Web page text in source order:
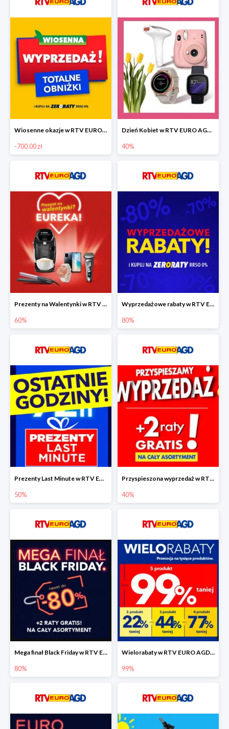
Wiosenne okazje w RTV EURO AGD do -700 zł
-700.00 zł
Dzień Kobiet w RTV EURO AGD do -40%
40%
Prezenty na Walentynki w RTV EURO AGD do -60%
60%
Wyprzedażowe rabaty w RTV EURO AGD do -80%
80%
Prezenty Last Minute w RTV EURO AGD do -50%
50%
Przyspieszona wyprzedaż w RTV EURO AGD do -40% - gwarancja dostawy przed Świętami
40%
Mega finał Black Friday w RTV EEURO AGD do -80%
80%
Wielorabaty w RTV EURO AGD do -99%
99%